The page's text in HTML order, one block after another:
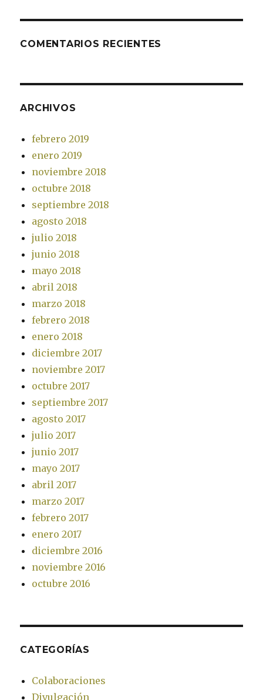
COMENTARIOS RECIENTES
ARCHIVOS
febrero 2019
enero 2019
noviembre 2018
octubre 2018
septiembre 2018
agosto 2018
julio 2018
junio 2018
mayo 2018
abril 2018
marzo 2018
febrero 2018
enero 2018
diciembre 2017
noviembre 2017
octubre 2017
septiembre 2017
agosto 2017
julio 2017
junio 2017
mayo 2017
abril 2017
marzo 2017
febrero 2017
enero 2017
diciembre 2016
noviembre 2016
octubre 2016
CATEGORÍAS
Colaboraciones
Divulgación